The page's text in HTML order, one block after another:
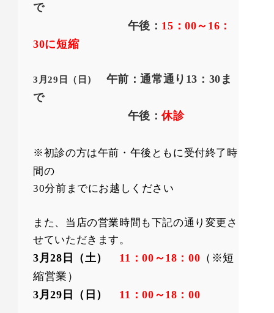
で
午後： 15：00～16：
30に短縮
3月29日（日） 午前：通常通り13：30ま
で
午後：休診
※初診の方は午前・午後ともに受付終了時
間の
30分前までにお越しください
また、当店の営業時間も下記の通り変更さ
せていただきます。
3月28日（土） 11：00～18：00 （※短
縮営業）
3月29日（日） 11：00～18：00